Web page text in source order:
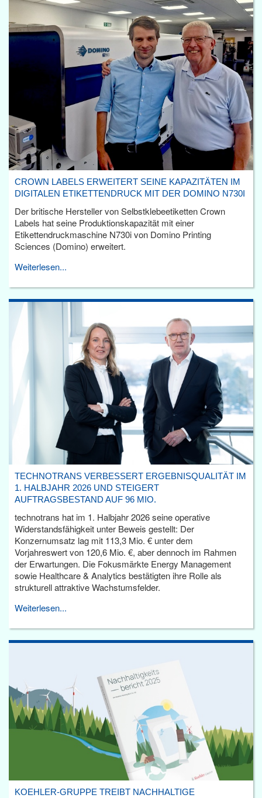
CROWN LABELS ERWEITERT SEINE KAPAZITÄTEN IM
DIGITALEN ETIKETTENDRUCK MIT DER DOMINO N730I
Der britische Hersteller von Selbstklebeetiketten Crown
Labels hat seine Produktionskapazität mit einer
Etikettendruckmaschine N730i von Domino Printing
Sciences (Domino) erweitert.
Weiterlesen...
TECHNOTRANS VERBESSERT ERGEBNISQUALITÄT IM
1. HALBJAHR 2026 UND STEIGERT
AUFTRAGSBESTAND AUF 96 MIO.
technotrans hat im 1. Halbjahr 2026 seine operative
Widerstandsfähigkeit unter Beweis gestellt: Der
Konzernumsatz lag mit 113,3 Mio. € unter dem
Vorjahreswert von 120,6 Mio. €, aber dennoch im Rahmen
der Erwartungen. Die Fokusmärkte Energy Management
sowie Healthcare & Analytics bestätigten ihre Rolle als
strukturell attraktive Wachstumsfelder.
Weiterlesen...
KOEHLER-GRUPPE TREIBT NACHHALTIGE